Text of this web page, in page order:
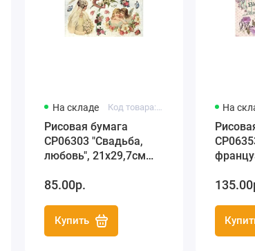
На складе Код товара: C4 CP06303
Рисовая бумага
CP06303 "Свадьба,
любовь", 21x29,7см
85.00р.
Купить
На
Premier